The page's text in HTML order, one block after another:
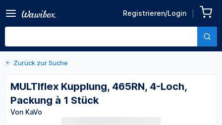
Registrieren/Login
4-Loch, Packung à 1 Stück
Von KaVo
Zurück zu den Produktdetails
Zurück zur Suche
MULTIflex Kupplung, 465RN, 4-Loch,
Packung à 1 Stück
Von KaVo